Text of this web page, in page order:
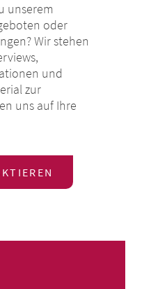
unserem
oder
Wir stehen
und
zur
uns auf Ihre